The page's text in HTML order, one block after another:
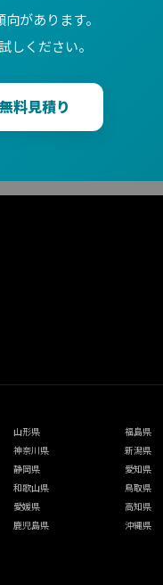
があります。
しください。
料見積り
山形県 福島県
神奈川県 新潟県
静岡県 愛知県
和歌山県 鳥取県
愛媛県 高知県
鹿児島県 沖縄県